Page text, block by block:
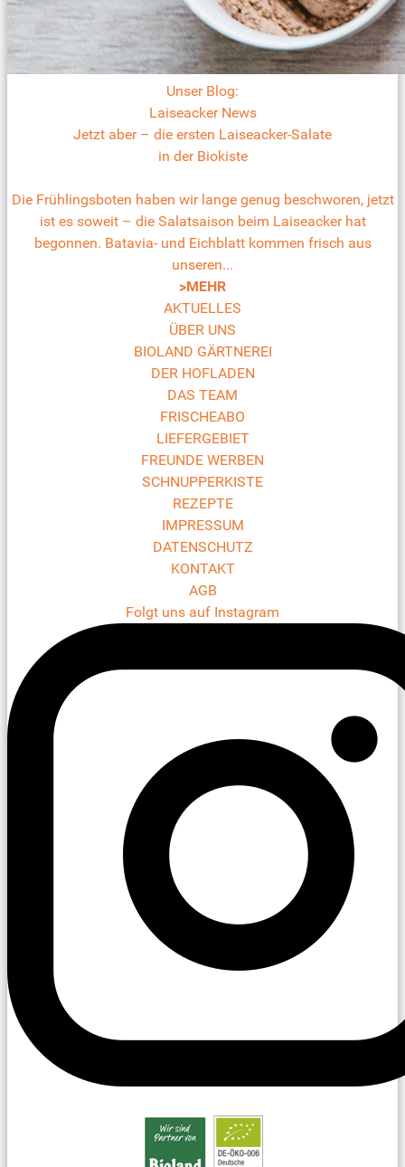
Unser Blog:
Laiseacker News
Jetzt aber – die ersten Laiseacker-Salate
in der Biokiste
Die Frühlingsboten haben wir lange genug beschworen, jetzt
ist es soweit – die Salatsaison beim Laiseacker hat
begonnen. Batavia- und Eichblatt kommen frisch aus
unseren...
>MEHR
AKTUELLES
ÜBER UNS
BIOLAND GÄRTNEREI
DER HOFLADEN
DAS TEAM
FRISCHEABO
LIEFERGEBIET
FREUNDE WERBEN
SCHNUPPERKISTE
REZEPTE
IMPRESSUM
DATENSCHUTZ
KONTAKT
AGB
Folgt uns auf Instagram